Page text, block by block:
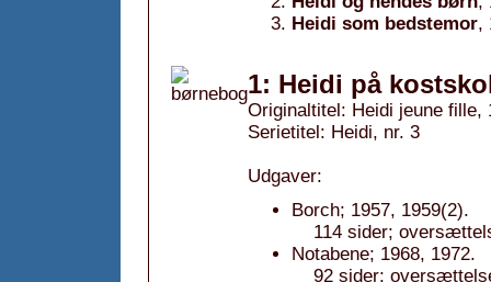
Heidi som bedstemor,
1: Heidi på
Originaltitel: Heidi jeune fille,
Serietitel: Heidi, nr. 3
Udgaver:
Borch; 1957, 1959(2).
114 sider;
Notabene; 1968, 1972.
92 sider;